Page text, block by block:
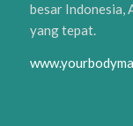
besar Indonesia,
yang tepat.